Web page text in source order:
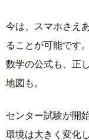
今は、スマホさえ
ることが可能です。
数学の公式も、正
地図も。
センター試験が開
環境は大きく変化